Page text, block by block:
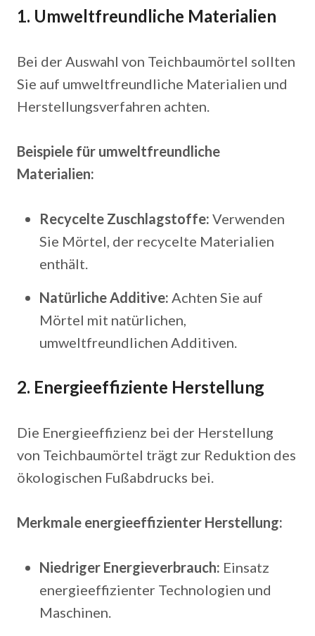
1. Umweltfreundliche Materialien
Bei der Auswahl von Teichbaumörtel sollten
Sie auf umweltfreundliche Materialien und
Herstellungsverfahren achten.
Beispiele für umweltfreundliche
Materialien:
Recycelte Zuschlagstoffe: Verwenden
Sie Mörtel, der recycelte Materialien
enthält.
Natürliche Additive: Achten Sie auf
Mörtel mit natürlichen,
umweltfreundlichen Additiven.
2. Energieeffiziente Herstellung
Die Energieeffizienz bei der Herstellung
von Teichbaumörtel trägt zur Reduktion des
ökologischen Fußabdrucks bei.
Merkmale energieeffizienter Herstellung:
Niedriger Energieverbrauch: Einsatz
energieeffizienter Technologien und
Maschinen.